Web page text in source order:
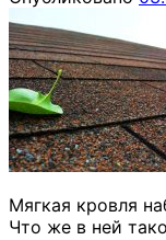
Мягкая кровля
Что же в ней